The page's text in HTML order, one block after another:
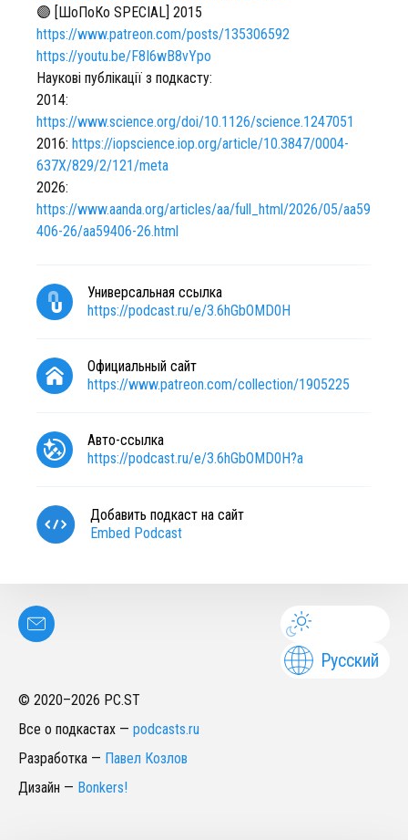
🟣 [ШоПоКо SPECIAL] 2015
https://www.patreon.com/posts/135306592
https://youtu.be/F8I6wB8vYpo
Наукові публікації з подкасту:
2014:
https://www.science.org/doi/10.1126/science.1247051
2016: https://iopscience.iop.org/article/10.3847/0004-
637X/829/2/121/meta
2026:
https://www.aanda.org/articles/aa/full_html/2026/05/aa59
406-26/aa59406-26.html
Универсальная ссылка
https://podcast.ru/e/3.6hGbOMD0H
Официальный сайт
https://www.patreon.com/collection/1905225
Авто-ссылка
https://podcast.ru/e/3.6hGbOMD0H?a
Добавить подкаст на сайт
Embed Podcast
Русский
© 2020–2026 PC.ST
Все о подкастах — podcasts.ru
Разработка — Павел Козлов
Дизайн — Bonkers!